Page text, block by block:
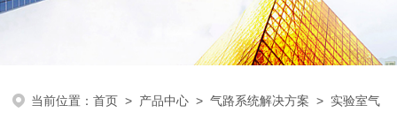
当前位置：首页 > 产品中心 >气路系统解决方案 > 实验室气